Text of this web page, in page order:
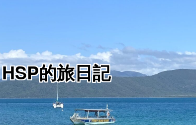
HSP的旅日記